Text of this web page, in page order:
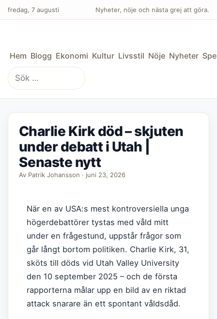
fredag, 7 augusti Nyheter, nöje och nästa grej att göra.
Hem Blogg Ekonomi Kultur Livsstil Nöje Nyheter
Sök
efter:
Charlie Kirk död – skjuten
under debatt i Utah |
Senaste nytt
Av Patrik Johansson · juni 23, 2026
När en av USA:s mest kontroversiella unga
högerdebattörer tystas med våld mitt
under en frågestund, uppstår frågor som
går långt bortom politiken. Charlie Kirk, 31,
sköts till döds vid Utah Valley University
den 10 september 2025 – och de första
rapporterna målar upp en bild av en riktad
attack snarare än ett spontant våldsdåd.